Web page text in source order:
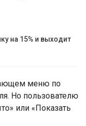
на 15% и выходит
меню по
Но пользователю
или «Показать